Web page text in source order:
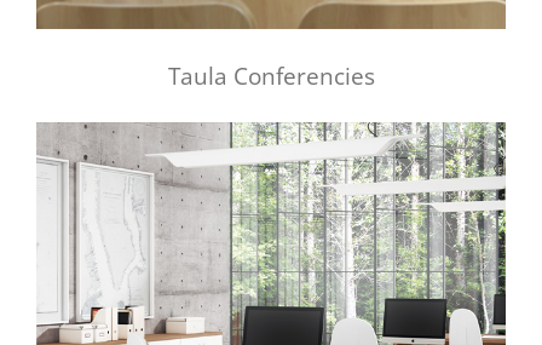
Taula Conferencies